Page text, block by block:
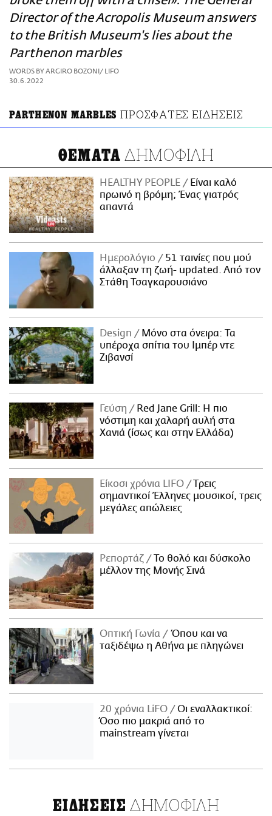
ΑΜΠΑ
PRINT
Director of the Acropolis Museum answers
to the British Museum's lies about the
Parthenon marbles
WORDS BY ARGIRO BOZONI/ LIFO
30.6.2022
PARTHENON MARBLES ΠΡΟΣΦΑΤΕΣ ΕΙΔΗΣΕΙΣ
ΘΕΜΑΤΑ ΔΗΜΟΦΙΛΗ
HEALTHY PEOPLE
Είναι καλό
πρωινό η βρόμη; Ένας γιατρός
απαντά
Ημερολόγιο
51 ταινίες που μού
άλλαξαν τη ζωή- updated. Aπό τον
Στάθη Τσαγκαρουσιάνο
Design
Μόνο στα όνειρα: Τα
υπέροχα σπίτια του Ιμπέρ ντε
Ζιβανσί
Γεύση
Red Jane Grill: Η πιο
νόστιμη και χαλαρή αυλή στα
Χανιά (ίσως και στην Ελλάδα)
Είκοσι χρόνια LIFO
Tρεις
σημαντικοί Έλληνες μουσικοί, τρεις
μεγάλες απώλειες
Ρεπορτάζ
Το θολό και δύσκολο
μέλλον της Μονής Σινά
Οπτική Γωνία
Όπου και να
ταξιδέψω η Αθήνα με πληγώνει
20 χρόνια LiFO
Οι εναλλακτικοί:
Όσο πιο μακριά από το
mainstream γίνεται
ΕΙΔΗΣΕΙΣ ΔΗΜΟΦΙΛΗ